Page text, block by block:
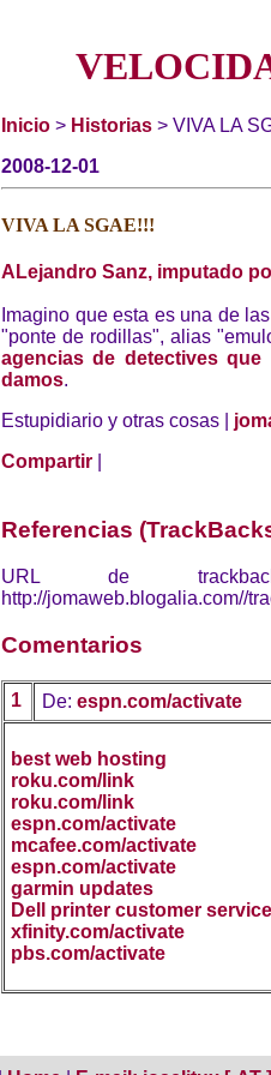
Inicio > Historias > VIVA LA
2008-12-01
VIVA LA SGAE!!!
ALejandro Sanz, imputado
Imagino que esta es una de
"ponte de rodillas", alias
agencias de detectives
damos.
Estupidiario y otras cosas |
Compartir
Referencias
URL de
http://jomaweb.blogalia.com//
Comentarios
1 De: espn.com/activate
best web hosting
roku.com/link
roku.com/link
espn.com/activate
mcafee.com/activate
espn.com/activate
garmin updates
Dell printer customer service
xfinity.com/activate
pbs.com/activate